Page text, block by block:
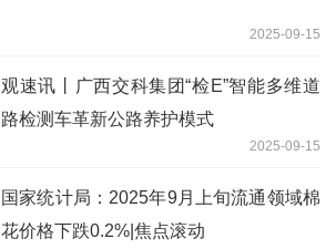
2025-09-15
观速讯丨广西交科集团“检E”智能多维道
路检测车革新公路养护模式
2025-09-15
国家统计局：2025年9月上旬流通领域棉
花价格下跌0.2%|焦点滚动